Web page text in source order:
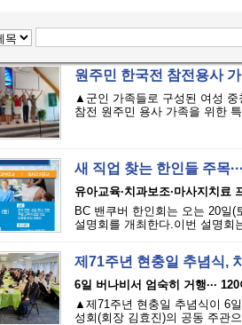
원주민 한국전 참전용사
▲군인 가족들로 구성된 여성 중
참전 원주민 용사 가족을 위한
새 직업 찾는 한인들 주목
유아교육·치과보조·마사지치료
BC 밴쿠버 한인회는 오는 20일(
설명회를 개최한다.이번 설명회
제71주년 현충일 추념식,
6일 버나비서 엄숙히 거행···
▲제71주년 현충일 추념식이 6
성회(회장 김효진)의 공동 주관